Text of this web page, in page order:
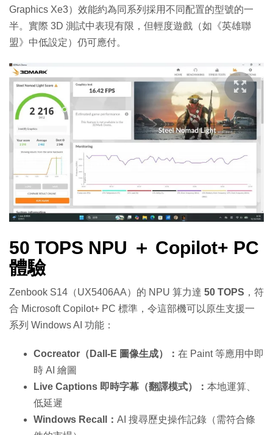
Graphics Xe3）效能約為同系列採用不同配置的型號的一
半。實際 3D 測試中表現有限，但輕度遊戲（如《英雄聯
盟》中低設定）仍可應付。
50 TOPS NPU ＋ Copilot+ PC
體驗
Zenbook S14（UX5406AA）的 NPU 算力達 50 TOPS ，符
合 Microsoft Copilot+ PC 標準，令這部機可以原生支援一
系列 Windows AI 功能：
Cocreator（Dall-E 圖像生成）： 在 Paint 等應用中即
時 AI 繪圖
Live Captions 即時字幕（翻譯模式）： 本地運算、
低延遲
Windows Recall： AI 搜尋歷史操作記錄（需符合條